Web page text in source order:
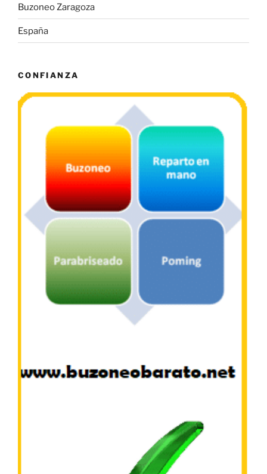
Buzoneo Zaragoza
España
CONFIANZA